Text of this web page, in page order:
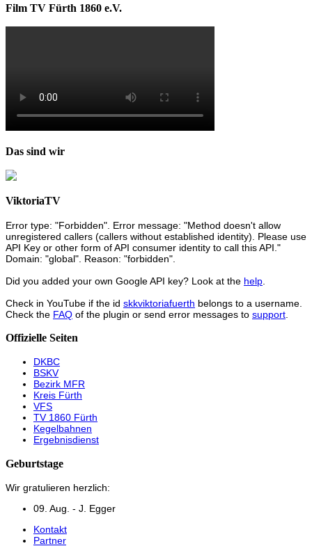
Film TV Fürth 1860 e.V.
Das sind wir
ViktoriaTV
Error type: "Forbidden". Error message: "Method doesn't allow
unregistered callers (callers without established identity). Please use
API Key or other form of API consumer identity to call this API."
Domain: "global". Reason: "forbidden".
Did you added your own Google API key? Look at the help
Check in YouTube if the id skkviktoriafuerth belongs to a username.
Check the FAQ of the plugin or send error messages to support
Offizielle Seiten
DKBC
BSKV
Bezirk MFR
Kreis Fürth
VFS
TV 1860 Fürth
Kegelbahnen
Ergebnisdienst
Geburtstage
Wir gratulieren herzlich:
09. Aug. - J. Egger
Kontakt
Partner